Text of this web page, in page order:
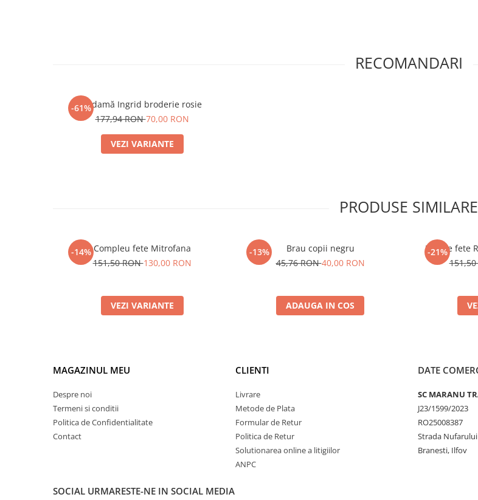
RECOMANDARI
-61%Ie damă Ingrid broderie rosie
177,94 RON70,00 RON
VEZI VARIANTE
PRODUSE SIMILARE
-14% Compleu fete Mitrofana
151,50 RON130,00 RON
VEZI VARIANTE
-13%
Brau copii negru
45,76 RON40,00 RON
ADAUGA IN COS
-21%
Rochie fete
MAGAZINUL MEU
Despre noi
Termeni si conditii
Politica de Confidentialitate
Contact
CLIENTI
Livrare
Metode de Plata
Formular de Retur
Politica de Retur
Solutionarea online a litigiilor
ANPC
DATE
SC MARANU
J23/1599/2023
RO25008387
Strada
Branesti, Ilfov
SOCIAL URMARESTE-NE IN SOCIAL MEDIA